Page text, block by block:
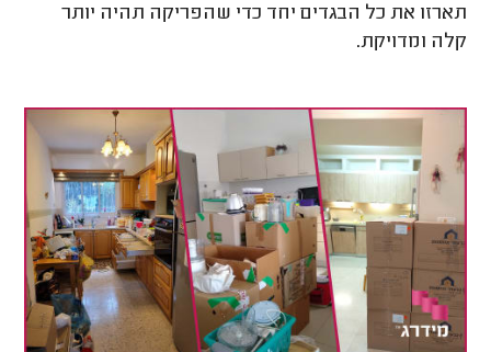
תארזו את כל הבגדים יחד כדי שהפריקה תהיה יותר
קלה ומדויקת.